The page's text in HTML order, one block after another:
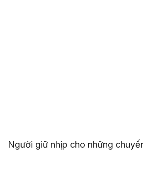
Người giữ nhịp cho những